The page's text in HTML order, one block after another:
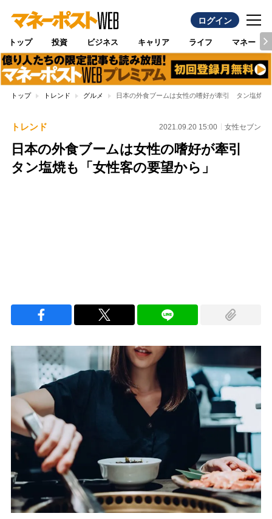
ログイン
トップ 投資 ビジネス キャリア ライフ マネー
トップ トレンド グルメ 日本の外食ブームは女性の嗜好が牽引 タン塩焼も
トレンド 2021.09.20 15:00 女性セブン
日本の外食ブームは女性の嗜好が牽引
タン塩焼も「女性客の要望から」